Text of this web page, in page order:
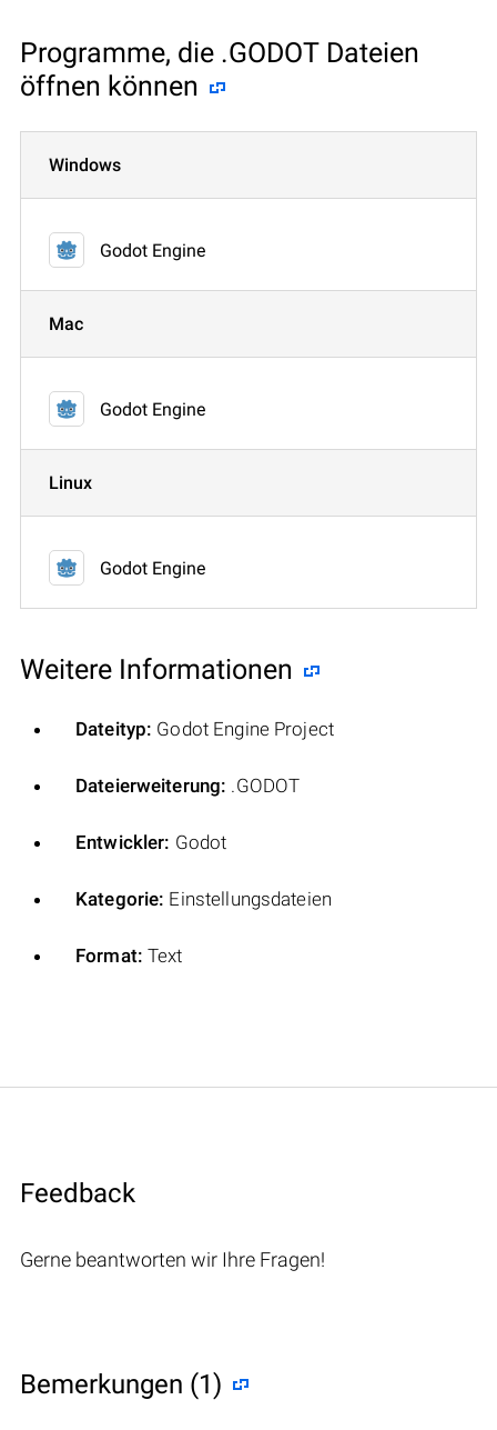
Programme, die .GODOT Dateien
öffnen können
Windows
Godot Engine
Mac
Godot Engine
Linux
Godot Engine
Weitere Informationen
Dateityp: Godot Engine Project
Dateierweiterung: .GODOT
Entwickler: Godot
Kategorie: Einstellungsdateien
Format: Text
Feedback
Gerne beantworten wir Ihre Fragen!
Bemerkungen (1)